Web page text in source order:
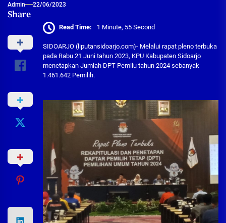
Admin 22/06/2023
Share
Read Time: 1 Minute, 55 Second
SIDOARJO (liputansidoarjo.com)- Melalui rapat pleno terbuka
pada Rabu 21 Juni tahun 2023, KPU Kabupaten Sidoarjo
menetapkan Jumlah DPT Pemilu tahun 2024 sebanyak
1.461.642 Pemilih.